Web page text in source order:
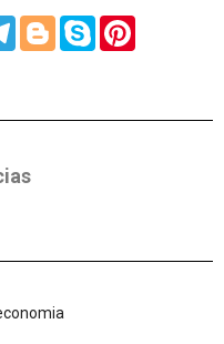
Telegram
Blogger
Skype